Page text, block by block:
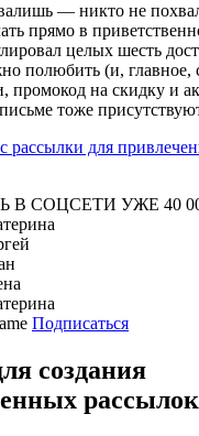
— никто не
прямо в
целых шесть
полюбить (и, главное,
промокод на скидку и
тоже
В СОЦСЕТИ УЖЕ 40
Подписаться
создания
рассылок